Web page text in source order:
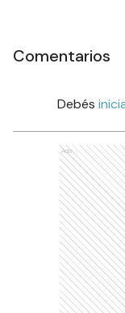
Comentarios
Debés
Ads